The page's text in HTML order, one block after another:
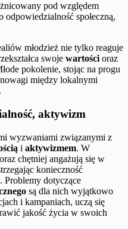
pod względem
społeczną,
młodzież nie tylko reaguje
swoje wartości oraz
pokolenie, stojąc na progu
między lokalnymi
aktywizm
wyzwaniami związanymi z
i aktywizmem. W
chętniej angażują się w
konieczność
dotyczące
są dla nich wyjątkowo
i kampaniach, uczą się
jakość życia w swoich